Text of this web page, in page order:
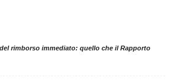
rimborso immediato: quello che il Rapporto